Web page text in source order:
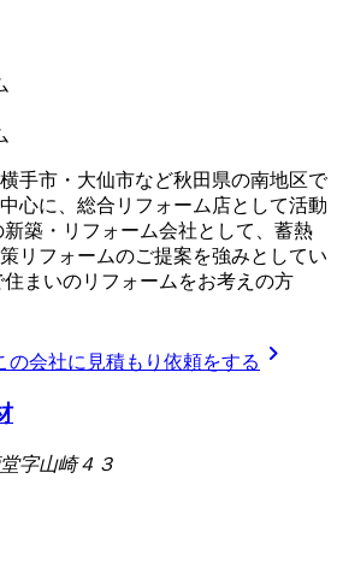
手市・大仙市など秋田県の南地区で
心に、総合リフォーム店として活動
築・リフォーム会社として、蓄熱
リフォームのご提案を強みとしてい
まいのリフォームをお考えの方
の会社に見積もり依頼をする chevron_right
字山崎４３